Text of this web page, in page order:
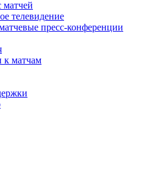
матчей
телевидение
пресс-конференции
к матчам